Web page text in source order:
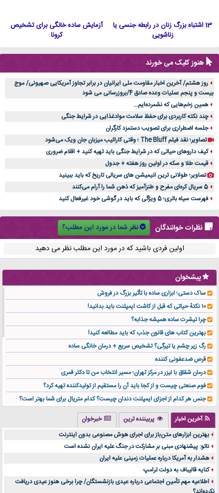
13 اشتباه بزرگ زنان در رابطه جنسی یا
زناشویی
آزمایش ساده خانگی برای تشخیص
کرونا
هنوز کلیک می خورند
روز هشتم/ آخرین اخبار مقاومت ملی ایرانیان در برابر تجاوز آمریکایی صهیونی/ موج
بیست و پنجم عملیات وعده صادق 4/بروزرسانی می شود
همین زخم‌هایی که نشمرده‌ایم...
چند نکته کاربردی برای حفظ سلامت موادغذایی در شرایط جنگی
جلسه اضطراری برای تصویب دستمزد کارگران
تصاویر؛ نقد فیلم The Bluff ؛ وقتی کارائیب میزبان جان ویک می‌شود
کیف داروهای حیاتی که در شرایط جنگی باید تهیه کنید + اقلام ضروری
قیمت طلا و سکه در اولین روز هفته + جدول
تصاویر؛ طولانی ترین انیمیشن های سریالی تاریخ که باید ببینید
5 سریال کره‌ای مفرح و طنزآمیز که ذهن شما را آرام می‌کنند
فهرست سیاه باتری؛ 5 ویژگی که باید در گوشی خود غیرفعال کنید
نظرات خوانندگان
نظر شما در مورد این مطلب؟
اولین فردی باشید که در مورد این مطلب نظر می دهید
پیشخوان
ساک دستی؛ ابزاری ساده با تأثیر بزرگ در فروش
۱۰ نکتهٔ حیاتی که قبل از کاشت ایمپلنت باید بدانید!
چرا تیشرت ساده همیشه جذابه؟
بهترین کتاب های قانون جذب که باید مطالعه کنید!
رگ زیر چشم یا تیرگی؟ تشخیص سریع + درمان خانگی ساده
قرص ضدعفونی کننده
درمان شقاق با لیزر در مرکز تهران؛ مسیر انتخاب من تا دکتر قمری
فوم صنعتی چیست و از کجا باید آن را مستقیم از تولیدکننده تهیه کرد؟
جنس هر کدام از اجزای ایمپلنت دندان چیست؟ کدام متریال برای شما بهتر است؟
تولید لیوان کاغذی یک کسب‌ و کار پر سود و رو‌ به‌ رشد در بازار ایران
درد زانو بعد از تمرین با تردمیل؟ شاید مشکل از این انتخاب باشد
آینده موسیقی هم‌اکنون در اینجاست
بهترین راه تبلیغات کلینیک زیبایی و افزایش مشتری کدام است؟
مقایسه قالب آسترا با وودمارت و فلت‌سام (فارسی)
خرید سمعک کارکرده یا دست دوم | نکات مهم قبل از تصمیم‌گیری
آخرین اخبار پربیننده ترین
خبرخوان
بهترین ابزارهای متن‌باز برای اجرای هوش مصنوعی بدون اینترنت
ناتو: پیشنهادی مبنی بر مشارکت در جنگ علیه ایران نشده است
هشدار به آمریکا درباره عملیات زمینی علیه ایران
کنایه قالیباف به دولت ترامپ
اطلاعیه مهم تأمین اجتماعی درباره عیدی بازنشستگان/ چرا برخی هنوز عیدی دریافت